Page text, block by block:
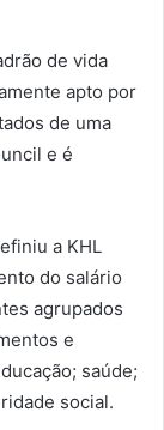
de vida
apto por
de uma
e é
a KHL
do salário
agrupados
e
saúde;
social.